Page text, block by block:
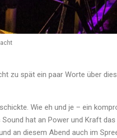
zu spät ein paar Worte über
Wie eh und je – ein
hat an Power und Kraft
an diesem Abend auch im